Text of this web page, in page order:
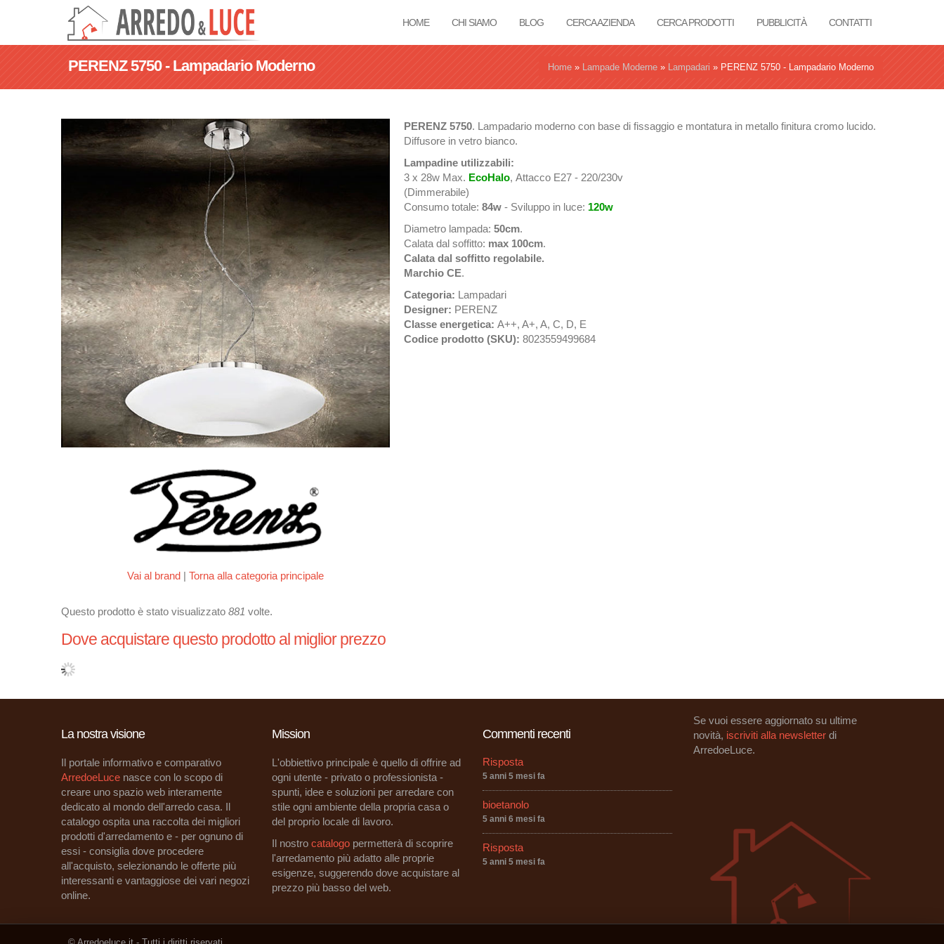
HOME CHI SIAMO BLOG CERCA AZIENDA CERCA PRODOTTI PUBBLICITÀ CONTATTI
PERENZ 5750 - Lampadario Moderno Home » Lampade Moderne » Lampadari » PERENZ 5750 - Lampadario Moderno
Vai al brand | Torna alla categoria principale
PERENZ 5750. Lampadario moderno con base di fissaggio e montatura in metallo finitura cromo lucido.
Diffusore in vetro bianco.
Lampadine utilizzabili:
3 x 28w Max. EcoHalo, Attacco E27 - 220/230v
(Dimmerabile)
Consumo totale: 84w - Sviluppo in luce: 120w
Diametro lampada: 50cm.
Calata dal soffitto: max 100cm.
Calata dal soffitto regolabile.
Marchio CE.
Categoria: Lampadari
Designer: PERENZ
Classe energetica: A++, A+, A, C, D, E
Codice prodotto (SKU): 8023559499684
Questo prodotto è stato visualizzato 881 volte.
Dove acquistare questo prodotto al miglior prezzo
La nostra visione
Il portale informativo e comparativo
ArredoeLuce nasce con lo scopo di
creare uno spazio web interamente
dedicato al mondo dell'arredo casa. Il
catalogo ospita una raccolta dei migliori
prodotti d'arredamento e - per ognuno di
essi - consiglia dove procedere
all'acquisto, selezionando le offerte più
interessanti e vantaggiose dei vari negozi
online.
Mission
L'obbiettivo principale è quello di offrire ad
ogni utente - privato o professionista -
spunti, idee e soluzioni per arredare con
stile ogni ambiente della propria casa o
del proprio locale di lavoro.
Il nostro catalogo permetterà di scoprire
l'arredamento più adatto alle proprie
esigenze, suggerendo dove acquistare al
prezzo più basso del web.
Commenti recenti
Risposta
5 anni 5 mesi fa
bioetanolo
5 anni 6 mesi fa
Risposta
5 anni 5 mesi fa
Se vuoi essere aggiornato su ultime
novità, iscriviti alla newsletter di
ArredoeLuce.